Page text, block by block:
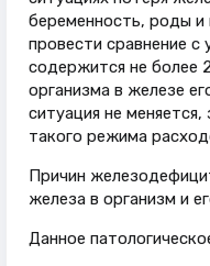
беременность, роды
провести сравнение
содержится не более
организма в железе
ситуация не
такого режима
Причин
железа в организм и
Данное